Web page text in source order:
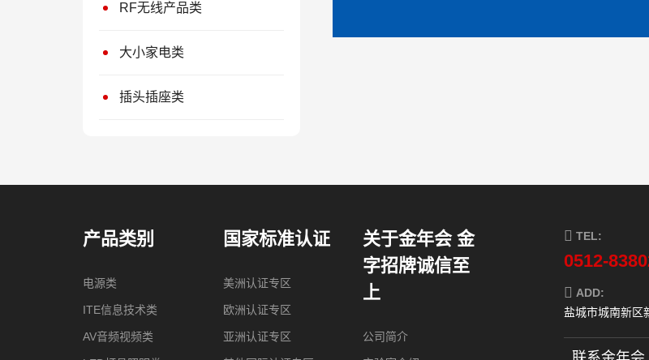
RF无线产品类
大小家电类
插头插座类
产品类别
电源类
ITE信息技术类
AV音频视频类
国家标准认证
美洲认证专区
欧洲认证专区
亚洲认证专区
关于金年会 金
字招牌诚信至
上
公司简介
TEL:
0512-
ADD:
盐城市城南新区